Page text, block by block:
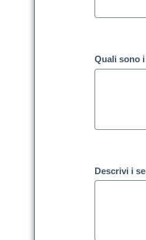
Quali sono
Descrivi i